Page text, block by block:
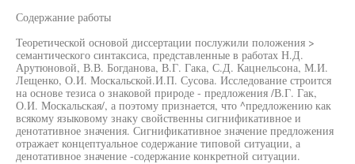
Содержание работы
Теоретической основой диссертации послужили положения >
семантического синтаксиса, представленные в работах Н.Д.
Арутюновой, В.В. Богданова, В.Г. Гака, С.Д. Кацнельсона, М.И.
Лещенко, О.И. Москальской.И.П. Сусова. Исследование строится
на основе тезиса о знаковой природе - предложения /В.Г. Гак,
О.И. Москальская/, а поэтому признается, что ^предложению как
всякому языковому знаку свойственны сигнификативное и
денотативное значения. Сигнификативное значение предложения
отражает концептуальное содержание типовой ситуации, а
денотативное значение -содержание конкретной ситуации.